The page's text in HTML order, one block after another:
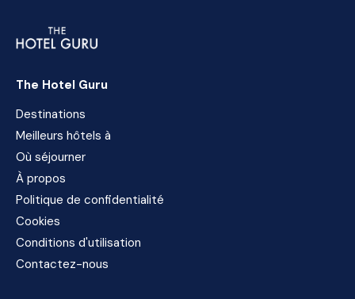
The Hotel Guru
Destinations
Meilleurs hôtels à
Où séjourner
À propos
Politique de confidentialité
Cookies
Conditions d'utilisation
Contactez-nous